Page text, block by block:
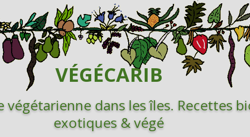
VÉGÉCARIB
végétarienne dans les îles. Recettes
exotiques & végé